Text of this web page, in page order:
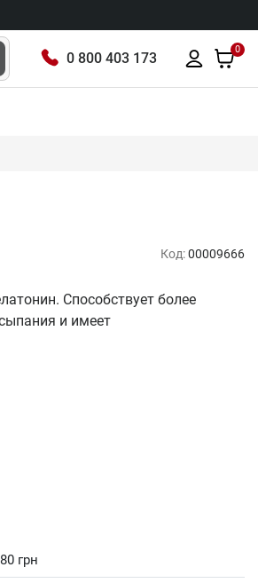
0 800 403 173
0
Код:00009666
Способствует более
и имеет
грн